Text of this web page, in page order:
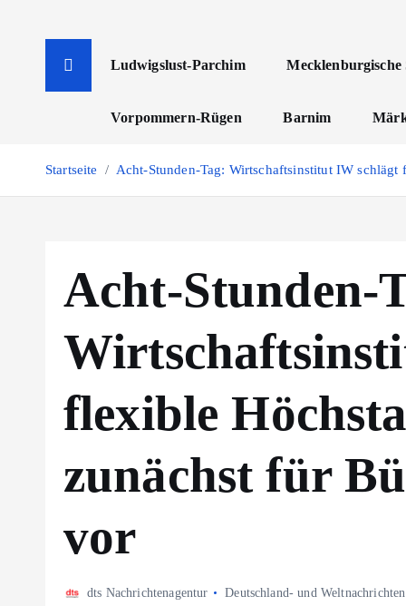
Ludwigslust-Parchim Mecklenburgische
Vorpommern-Rügen Barnim
Startseite Acht-Stunden-Tag: Wirtschaftsinstitut IW
Acht-Stunden-
flexible
zunächst für
vor
dts Nachrichtenagentur Deutschland- und Weltnachrichten